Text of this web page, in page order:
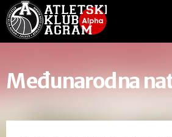
Međunarodna